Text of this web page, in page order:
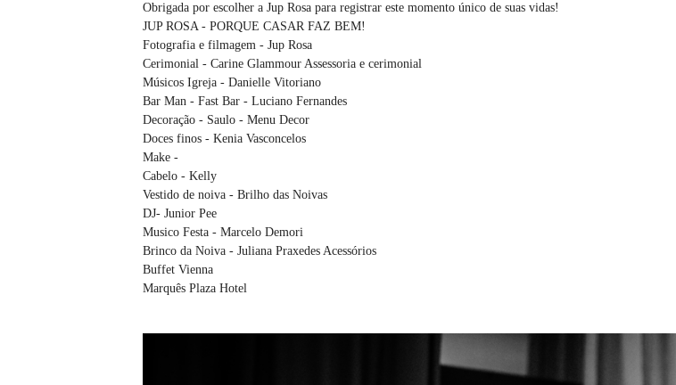
Obrigada por escolher a Jup Rosa para registrar este momento único de suas vidas!
JUP ROSA - PORQUE CASAR FAZ BEM!
Fotografia e filmagem - Jup Rosa
Cerimonial - Carine Glammour Assessoria e cerimonial
Músicos Igreja - Danielle Vitoriano
Bar Man - Fast Bar - Luciano Fernandes
Decoração - Saulo - Menu Decor
Doces finos - Kenia Vasconcelos
Make -
Cabelo - Kelly
Vestido de noiva - Brilho das Noivas
DJ- Junior Pee
Musico Festa - Marcelo Demori
Brinco da Noiva - Juliana Praxedes Acessórios
Buffet Vienna
Marquês Plaza Hotel